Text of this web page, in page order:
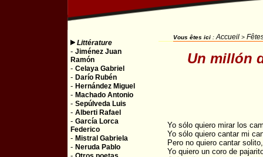
Littérature
- Jiménez Juan
Ramón
- Celaya Gabriel
- Darío Rubén
- Hernández Miguel
- Machado Antonio
- Sepúlveda Luis
- Alberti Rafael
- García Lorca
Federico
- Mistral Gabriela
- Neruda Pablo
Vous êtes ici : Accueil >
Un millón
Yo sólo quiero mirar los
Yo sólo quiero cantar mi
Pero no quiero cantar solito,
Yo quiero un coro de